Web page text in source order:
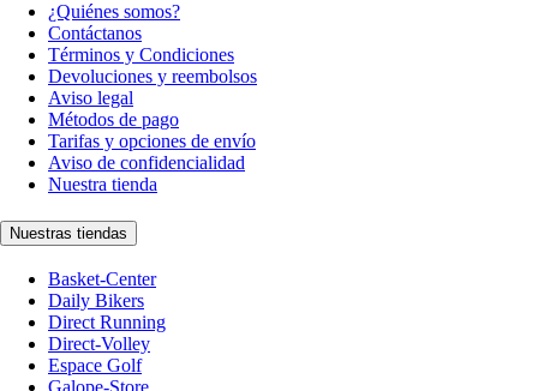
¿Quiénes somos?
Contáctanos
Términos y Condiciones
Devoluciones y reembolsos
Aviso legal
Métodos de pago
Tarifas y opciones de envío
Aviso de confidencialidad
Nuestra tienda
Nuestras tiendas
Basket-Center
Daily Bikers
Direct Running
Direct-Volley
Espace Golf
Galope-Store